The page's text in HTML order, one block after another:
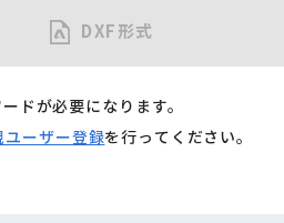
DXF形式
ドが必要になります。
ユーザー登録を行ってください。